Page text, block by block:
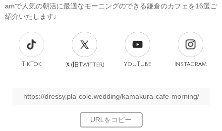
amで人気の朝活に最適なモーニングのできる鎌倉のカフェを16選ご
紹介いたします♩
TikTok Ｘ(旧Twitter) YouTube Instagram
https://dressy.pla-cole.wedding/kamakura-cafe-morning/